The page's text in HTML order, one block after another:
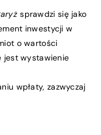
sprawdzi się jako
inwestycji w
o wartości
jest wystawienie
wpłaty, zazwyczaj